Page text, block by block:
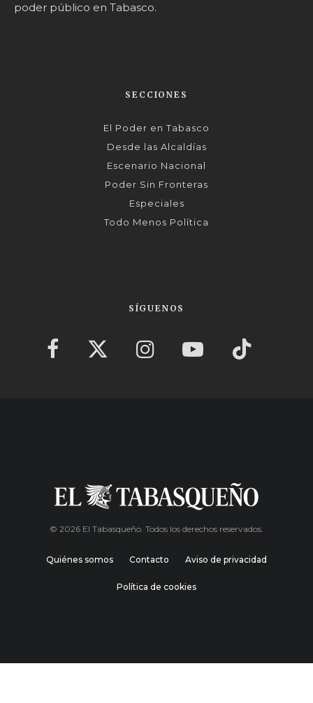
poder público en Tabasco.
SECCIONES
El Poder en Tabasco
Desde las Alcaldías
Escenario Nacional
Poder Sin Fronteras
Especiales
Todo Menos Política
SÍGUENOS
© 2026 El Tabasqueño. Todos los derechos reservados.
Quiénes somos Contacto Aviso de privacidad
Política de cookies